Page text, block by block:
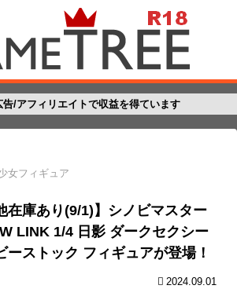
告/アフィリエイトで収益を得ています
女フィギュア
在庫あり(9/1)】シノビマスター
LINK 1/4 日影 ダークセクシー
ーストック フィギュアが登場！
2024.09.01